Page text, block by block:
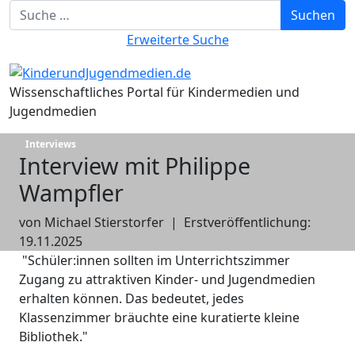
Suchbegriff eingebenSuchen
Erweiterte Suche
Wissenschaftliches Portal für Kindermedien und
Jugendmedien
Interviews
Interview mit Philippe
Wampfler
von Michael Stierstorfer | Erstveröffentlichung:
19.11.2025
"Schüler:innen sollten im Unterrichtszimmer
Zugang zu attraktiven Kinder- und Jugendmedien
erhalten können. Das bedeutet, jedes
Klassenzimmer bräuchte eine kuratierte kleine
Bibliothek."